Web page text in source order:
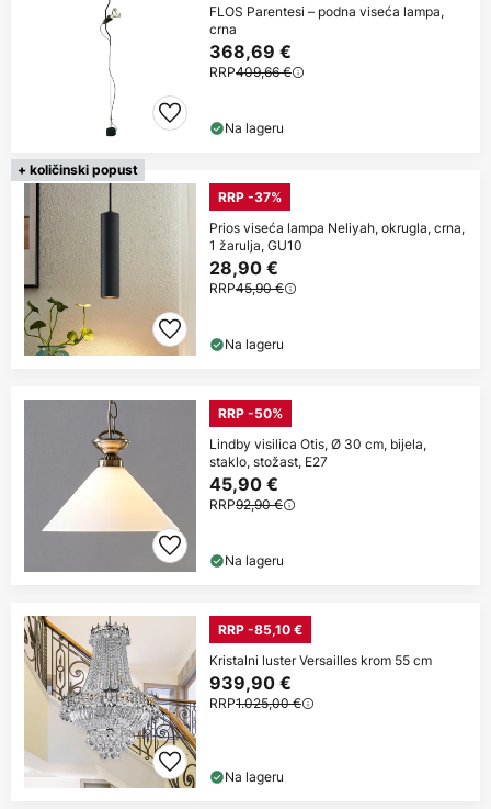
FLOS Parentesi – podna viseća lampa,
crna
368,69 €
RRP409,66 €
Na lageru
+ količinski popust
RRP -37%
Prios viseća lampa Neliyah, okrugla, crna,
1 žarulja, GU10
28,90 €
RRP45,90 €
Na lageru
RRP -50%
Lindby visilica Otis, Ø 30 cm, bijela,
staklo, stožast, E27
45,90 €
RRP92,90 €
Na lageru
RRP -85,10 €
Kristalni luster Versailles krom 55 cm
939,90 €
RRP1.025,00 €
Na lageru